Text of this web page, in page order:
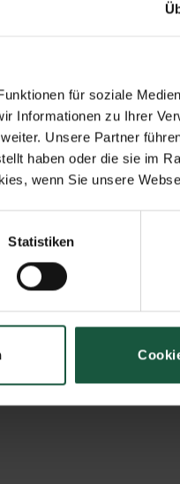
für soziale
Informationen zu Ihrer
Unsere Partner
haben oder die sie im
wenn Sie unsere
Statistiken